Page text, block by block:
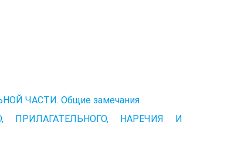
ЧАСТИ. Общие замечания
ПРИЛАГАТЕЛЬНОГО, НАРЕЧИЯ И